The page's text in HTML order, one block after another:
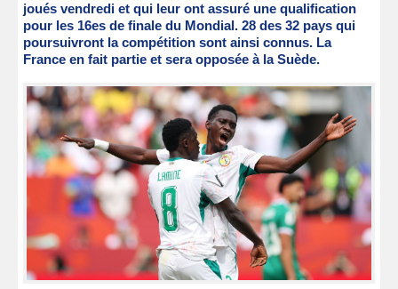
joués vendredi et qui leur ont assuré une qualification
pour les 16es de finale du Mondial. 28 des 32 pays qui
poursuivront la compétition sont ainsi connus. La
France en fait partie et sera opposée à la Suède.